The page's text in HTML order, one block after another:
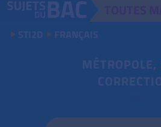
STI2D FRANÇAIS
MÉTROPOLE,